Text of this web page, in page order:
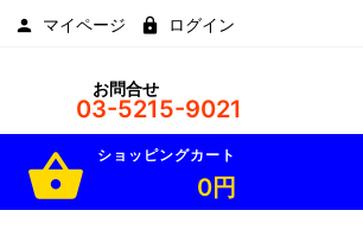
マイページ ログイン
お問合せ
03-5215-9021
shopping_basket ショッピングカート
0円